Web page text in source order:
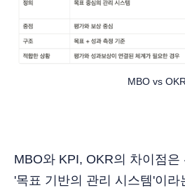
MBO vs OKR
MBO와 KPI, OKR의 차이점은
'목표 기반의 관리 시스템'이라